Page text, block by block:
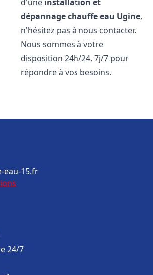
d'une installation et
dépannage chauffe eau Ugine,
n'hésitez pas à nous contacter.
Nous sommes à votre
disposition 24h/24, 7j/7 pour
répondre à vos besoins.
eau-15.fr
24/7